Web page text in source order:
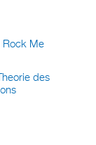
Rock Me
des